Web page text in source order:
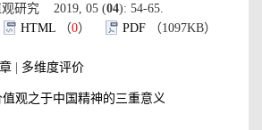
观研究 2019, 05 (04): 54-65.
HTML （0） PDF （1097KB）
多维度评价
观之于中国精神的三重意义